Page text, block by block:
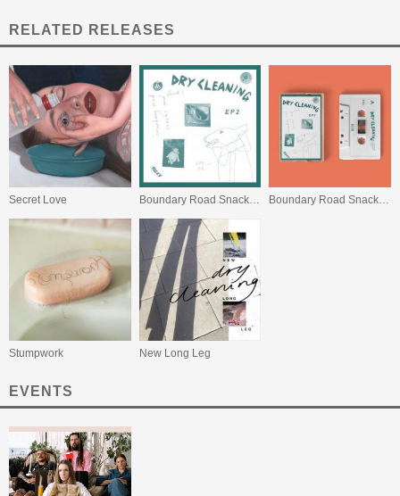
RELATED RELEASES
Secret Love Boundary Road Snacks and Drinks / Sweet Princess Boundary Road Snacks and Drinks
Stumpwork New Long Leg
EVENTS